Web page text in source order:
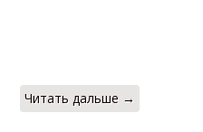
Читать дальше →